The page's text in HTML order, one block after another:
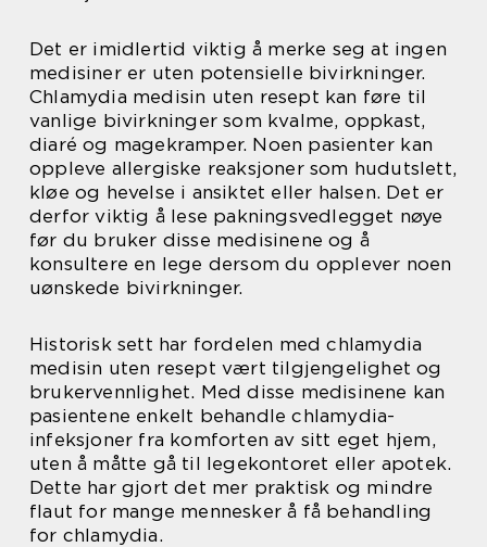
Det er imidlertid viktig å merke seg at ingen
medisiner er uten potensielle bivirkninger.
Chlamydia medisin uten resept kan føre til
vanlige bivirkninger som kvalme, oppkast,
diaré og magekramper. Noen pasienter kan
oppleve allergiske reaksjoner som hudutslett,
kløe og hevelse i ansiktet eller halsen. Det er
derfor viktig å lese pakningsvedlegget nøye
før du bruker disse medisinene og å
konsultere en lege dersom du opplever noen
uønskede bivirkninger.
Historisk sett har fordelen med chlamydia
medisin uten resept vært tilgjengelighet og
brukervennlighet. Med disse medisinene kan
pasientene enkelt behandle chlamydia-
infeksjoner fra komforten av sitt eget hjem,
uten å måtte gå til legekontoret eller apotek.
Dette har gjort det mer praktisk og mindre
flaut for mange mennesker å få behandling
for chlamydia.